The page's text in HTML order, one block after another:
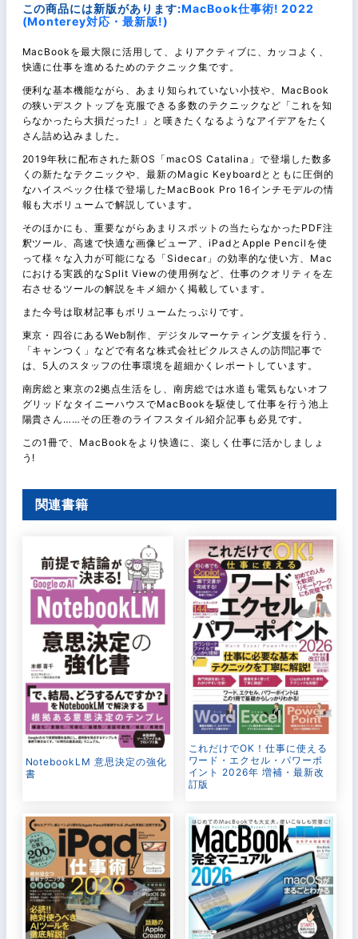
この商品には新版があります:MacBook仕事術! 2022
(Monterey対応・最新版!)
MacBookを最大限に活用して、よりアクティブに、カッコよく、
快適に仕事を進めるためのテクニック集です。
便利な基本機能ながら、あまり知られていない小技や、MacBook
の狭いデスクトップを克服できる多数のテクニックなど「これを知
らなかったら大損だった! 」と嘆きたくなるようなアイデアをたく
さん詰め込みました。
2019年秋に配布された新OS「macOS Catalina」で登場した数多
くの新たなテクニックや、最新のMagic Keyboardとともに圧倒的
なハイスペック仕様で登場したMacBook Pro 16インチモデルの情
報も大ボリュームで解説しています。
そのほかにも、重要ながらあまりスポットの当たらなかったPDF注
釈ツール、高速で快適な画像ビューア、iPadとApple Pencilを使
って様々な入力が可能になる「Sidecar」の効率的な使い方、Mac
における実践的なSplit Viewの使用例など、仕事のクオリティを左
右させるツールの解説をキメ細かく掲載しています。
また今号は取材記事もボリュームたっぷりです。
東京・四谷にあるWeb制作、デジタルマーケティング支援を行う、
「キャンつく」などで有名な株式会社ピクルスさんの訪問記事で
は、5人のスタッフの仕事環境を超細かくレポートしています。
南房総と東京の2拠点生活をし、南房総では水道も電気もないオフ
グリッドなタイニーハウスでMacBookを駆使して仕事を行う池上
陽貴さん……その圧巻のライフスタイル紹介記事も必見です。
この1冊で、MacBookをより快適に、楽しく仕事に活かしましょ
う!
関連書籍
NotebookLM 意思決定の強化
書
これだけでOK！仕事に使える
ワード・エクセル・パワーポ
イント 2026年 増補・最新改
訂版